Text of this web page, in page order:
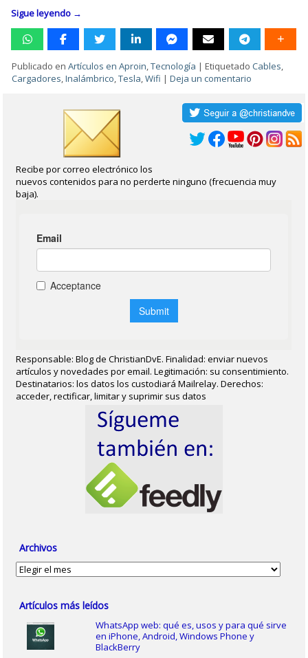
Sigue leyendo →
Publicado en Artículos en Aproin,Tecnología |Etiquetado Cables,
Cargadores,Inalámbrico,Tesla,Wifi |Deja un comentario
Recibe por correo electrónico los
nuevos contenidos para no perderte ninguno (frecuencia muy
baja).
Responsable: Blog de ChristianDvE. Finalidad: enviar nuevos
artículos y novedades por email. Legitimación: su consentimiento.
Destinatarios: los datos los custodiará Mailrelay. Derechos:
acceder, rectificar, limitar y suprimir sus datos
Archivos
Archivos
Artículos más leídos
WhatsApp web: qué es, usos y para qué sirve
en iPhone, Android, Windows Phone y
BlackBerry